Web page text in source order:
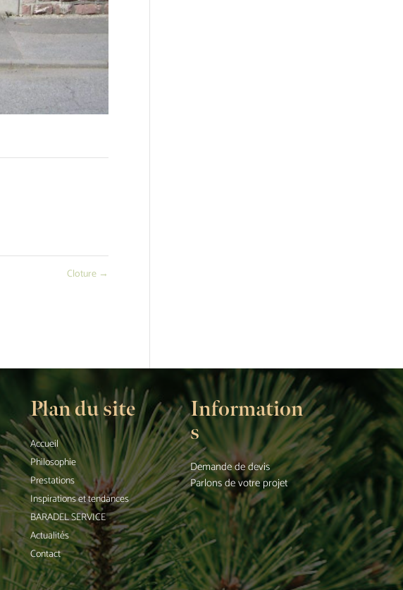
Cloture →
Plan du site
Accueil
Philosophie
Prestations
Inspirations et tendances
BARADEL SERVICE
Actualités
Contact
Information
s
Demande de devis
Parlons de votre projet